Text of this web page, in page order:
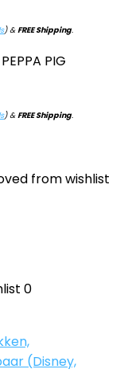
)&FREE Shipping.
PIG
)&FREE Shipping.
from wishlist
0